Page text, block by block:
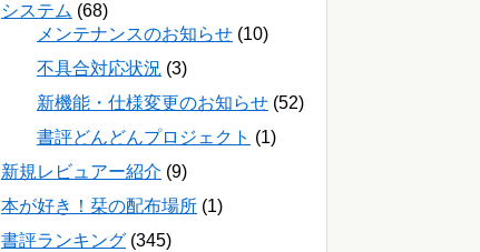
システム (68)
メンテナンスのお知らせ (10)
不具合対応状況 (3)
新機能・仕様変更のお知らせ (52)
書評どんどんプロジェクト (1)
新規レビュアー紹介 (9)
本が好き！栞の配布場所 (1)
書評ランキング (345)